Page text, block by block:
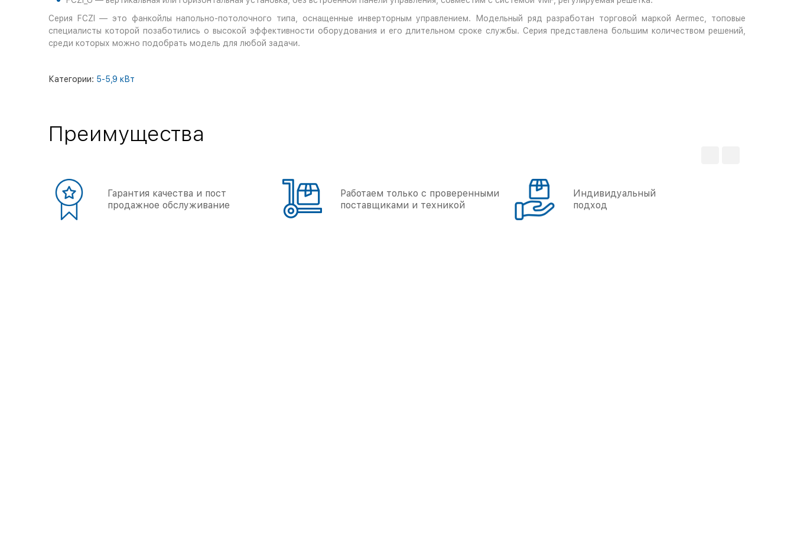
Серия FCZI — это фанкойлы напольно-потолочного типа, оснащенные инверторным управлением. Модельный ряд разработан торговой маркой Aermec, топовые
специалисты которой позаботились о высокой эффективности оборудования и его длительном сроке службы. Серия представлена большим количеством решений,
среди которых можно подобрать модель для любой задачи.
Категории: 5-5,9 кВт
Преимущества
Гарантия качества и пост
продажное обслуживание
Работаем только с проверенными
поставщиками и техникой
Индивидуальный
подход